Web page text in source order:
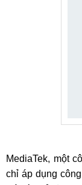
MediaTek, một
chỉ áp dụng